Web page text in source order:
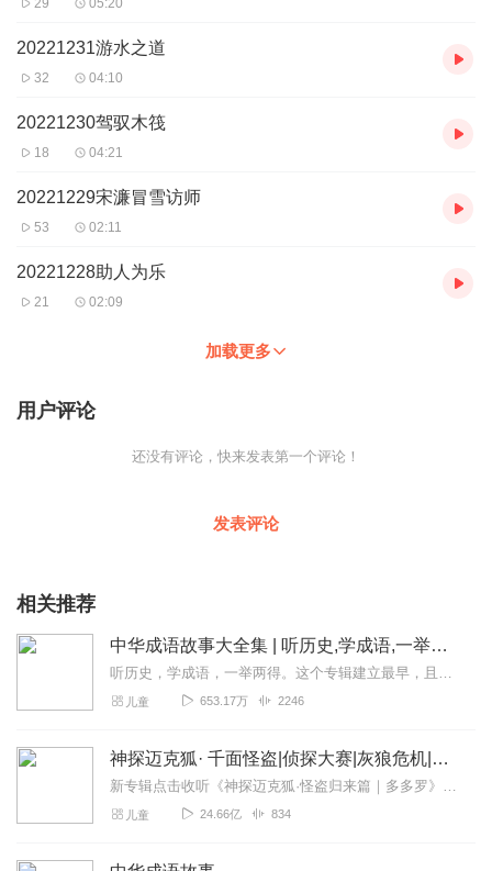
29 05:20
20221231游水之道
32 04:10
20221230驾驭木筏
18 04:21
20221229宋濂冒雪访师
53 02:11
20221228助人为乐
21 02:09
加载更多
用户评论
还没有评论，快来发表第一个评论！
发表评论
相关推荐
中华成语故事大全集 | 听历史,学成语,一举两得
听历史，学成语，一举两得。这个专辑建立最早，且最初为手机录制，水平低，音量小，录得不好。换了设备之后，又把前七百条音频一条一条重新录制替换了一遍。有不少听众朋友...
儿童 653.17万 2246
神探迈克狐· 千面怪盗|侦探大赛|灰狼危机|多多罗
新专辑点击收听《神探迈克狐·怪盗归来篇｜多多罗》！！！>>>点击进入主播橱窗购买《神探迈克狐》系列图书吧!<<<多多罗故事【点击前往】收听多多罗其他好玩有趣的故...
儿童 24.66亿 834